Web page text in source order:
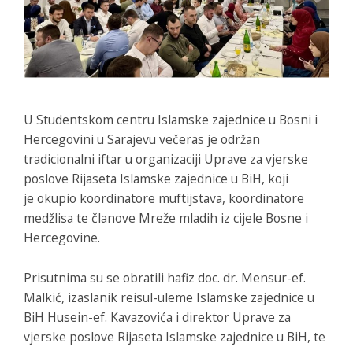
U Studentskom centru Islamske zajednice u Bosni i
Hercegovini u Sarajevu večeras je održan
tradicionalni iftar u organizaciji Uprave za vjerske
poslove Rijaseta Islamske zajednice u BiH, koji
je okupio koordinatore muftijstava, koordinatore
medžlisa te članove Mreže mladih iz cijele Bosne i
Hercegovine.
Prisutnima su se obratili hafiz doc. dr. Mensur-ef.
Malkić, izaslanik reisul-uleme Islamske zajednice u
BiH Husein-ef. Kavazovića i direktor Uprave za
vjerske poslove Rijaseta Islamske zajednice u BiH, te